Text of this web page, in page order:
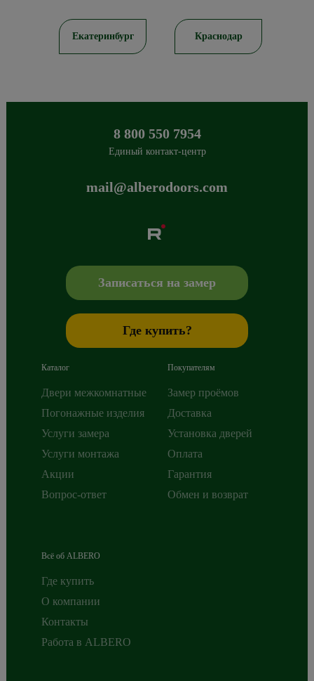
Екатеринбург Краснодар
8 800 550 7954
Единый контакт-центр
mail@alberodoors.com
+7 800 765 43 42,mail@alberodoors.com
Записаться на замер
Где купить?
Каталог
Двери межкомнатные
Погонажные изделия
Услуги замера
Услуги монтажа
Акции
Вопрос-ответ
Покупателям
Замер проёмов
Доставка
Установка дверей
Оплата
Гарантия
Обмен и возврат
Всё об ALBERO
Где купить
О компании
Контакты
Работа в ALBERO